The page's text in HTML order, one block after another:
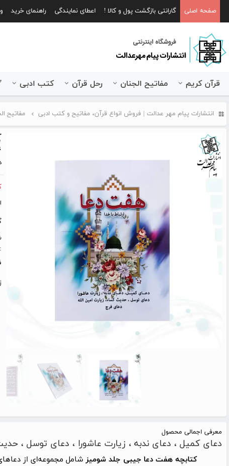
صفحه اصلی گارانتی بازگشت پول و کالا ! اعطای نمایندگی راهنمای خرید
قرآن کریم مفاتیح الجنان رحل قرآن کتب ادبی
انتشارات پیام مهر عدالت | فروش انواع قرآن، مفاتیح و کتب ادبی مفاتیح
:
معرفی اجمالی محصول
دعای کمیل ، دعای ندبه ، زیارت عاشورا ، دعای توسل ،
کتابچه هفت دعا جیبی جلد شومیزشامل مجموعه‌ای از